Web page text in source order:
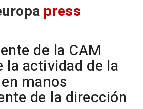
press
de la CAM
la actividad de la
manos
de la dirección